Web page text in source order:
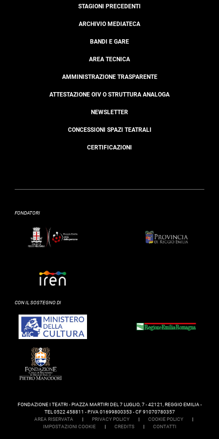
STAGIONI PRECEDENTI
ARCHIVIO MEDIATECA
BANDI E GARE
AREA TECNICA
AMMINISTRAZIONE TRASPARENTE
ATTESTAZIONE OIV O STRUTTURA ANALOGA
NEWSLETTER
CONCESSIONI SPAZI TEATRALI
CERTIFICAZIONI
FONDATORI
CON IL SOSTEGNO DI
FONDAZIONE I TEATRI - PIAZZA MARTIRI DEL 7 LUGLIO, 7 - 42121, REGGIO EMILIA -
TEL 0522 458811 - P.IVA 01699800353 - CF 91070780357
AREA RISERVATA
| PRIVACY POLICY | COOKIE POLICY
|
IMPOSTAZIONI COOKIE
| CREDITS | CONTATTI